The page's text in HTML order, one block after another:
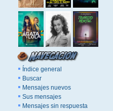
Índice general
Buscar
Mensajes nuevos
Sus mensajes
Mensajes sin respuesta